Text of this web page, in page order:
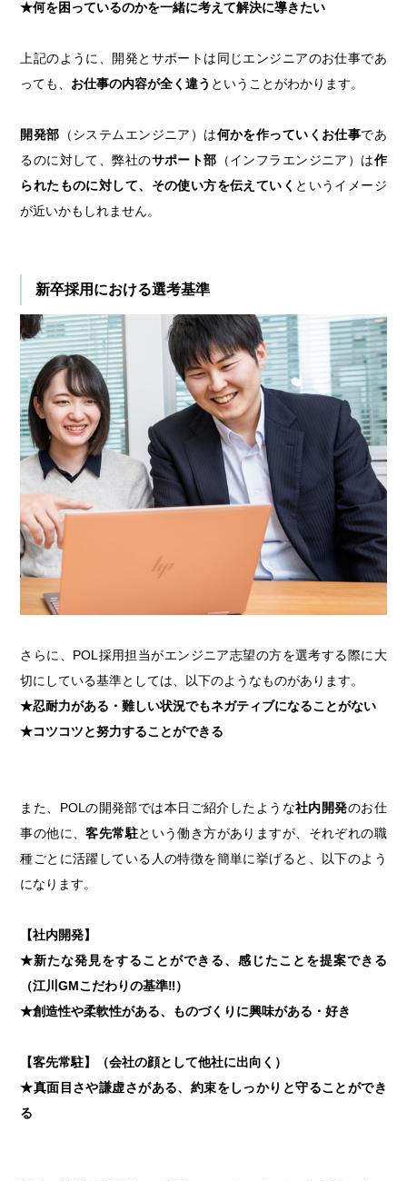
★何を困っているのかを一緒に考えて解決に導きたい
上記のように、開発とサポートは同じエンジニアのお仕事であ
っても、 お仕事の内容が全く違う ということがわかります。
開発部 （システムエンジニア）は何かを作っていくお仕事であ
るのに対して、弊社のサポート部 （インフラエンジニア）は作
られたものに対して、その使い方を伝えていく というイメージ
が近いかもしれません。
新卒採用における選考基準
さらに、POL採用担当がエンジニア志望の方を選考する際に大
切にしている基準としては、以下のようなものがあります。
★忍耐力がある・難しい状況でもネガティブになることがない
★コツコツと努力することができる
また、POLの開発部では本日ご紹介したような社内開発のお仕
事の他に、客先常駐という働き方がありますが、それぞれの職
種ごとに活躍している人の特徴を簡単に挙げると、以下のよう
になります。
【社内開発】
★新たな発見をすることができる、感じたことを提案できる
（江川GMこだわりの基準‼）
★創造性や柔軟性がある、ものづくりに興味がある・好き
【客先常駐】（会社の顔として他社に出向く）
★真面目さや謙虚さがある、約束をしっかりと守ることができ
る